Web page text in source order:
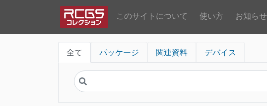
このサイトについて 使い方 お知らせ
全て パッケージ 関連資料 デバイス